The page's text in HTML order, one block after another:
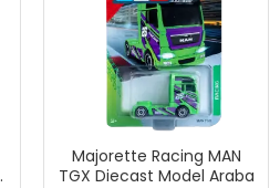
Majorette Racing MAN
TGX Diecast Model Araba